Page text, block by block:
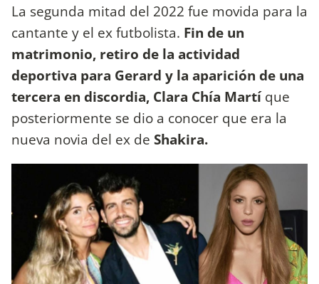
La segunda mitad del 2022 fue movida para la
cantante y el ex futbolista. Fin de un
matrimonio, retiro de la actividad
deportiva para Gerard y la aparición de una
tercera en discordia, Clara Chía Martíque
posteriormente se dio a conocer que era la
nueva novia del ex de Shakira.